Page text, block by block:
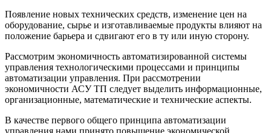
Появление новых технических средств, изменение цен на
оборудование, сырье и изготавливаемые продукты влияют на
положение барьера и сдвигают его в ту или иную сторону.
Рассмотрим экономичность автоматизированной системы
управления технологическими процессами и принципы
автоматизации управления. При рассмотрении
экономичности АСУ ТП следует выделить информационные,
организационные, математические и технические аспекты.
В качестве первого общего принципа автоматизации
управления нами принято повышение экономической